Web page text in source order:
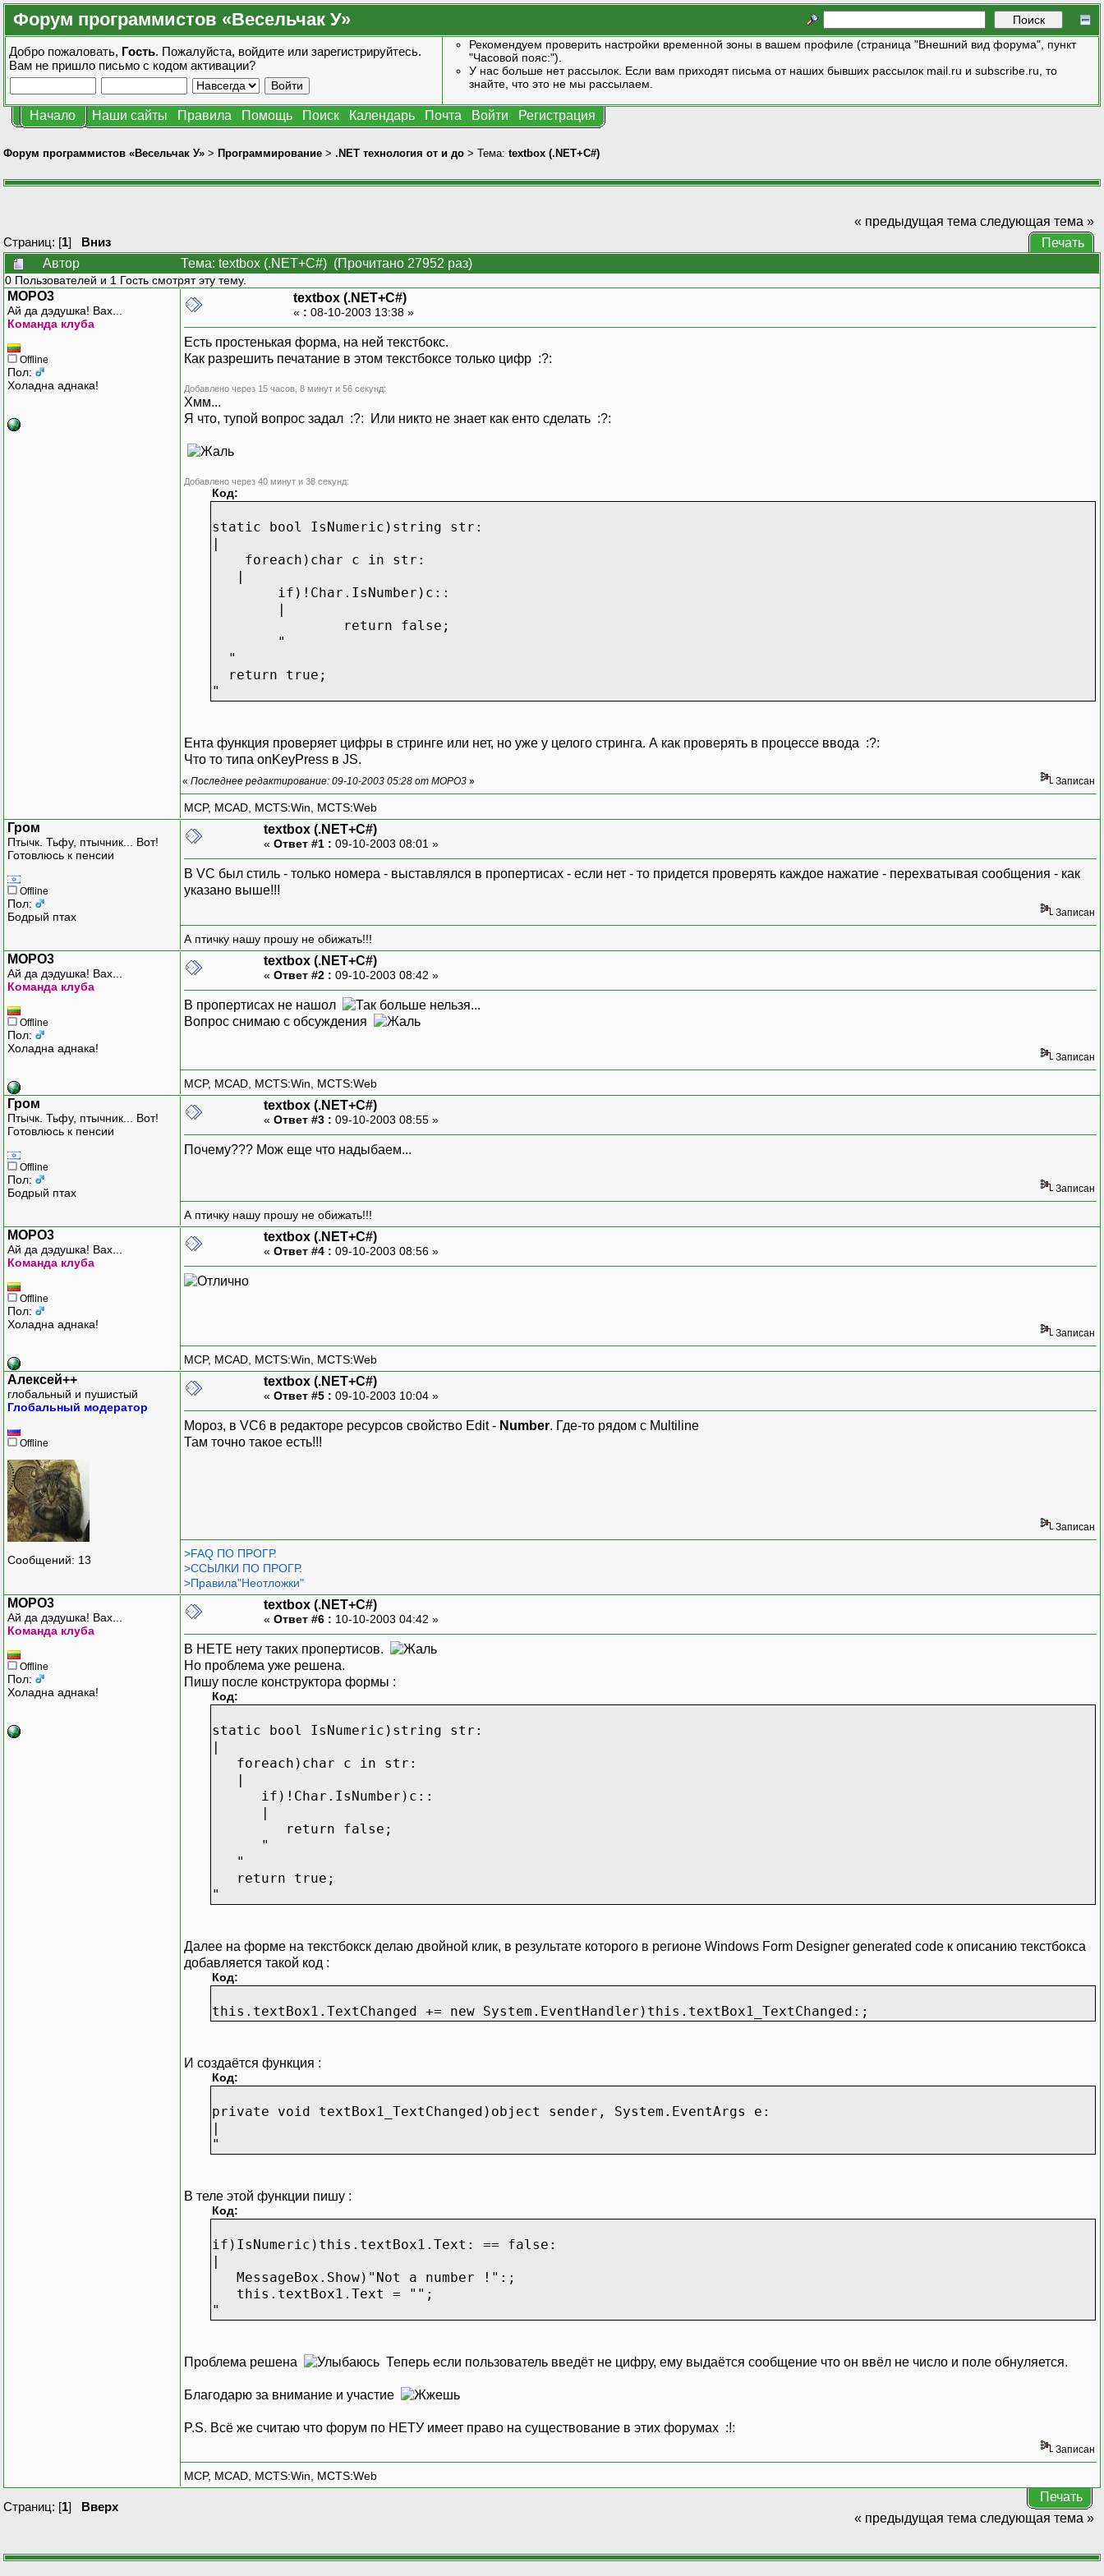
Форум программистов «Весельчак У»
Добро пожаловать, Гость. Пожалуйста, войдите или зарегистрируйтесь.
Вам не пришло письмо с кодом активации?
Рекомендуем проверить настройки временной зоны в вашем профиле (страница "Внешний вид форума", пункт
"Часовой пояс:").
У нас больше нет рассылок. Если вам приходят письма от наших бывших рассылок mail.ru и subscribe.ru, то
знайте, что это не мы рассылаем.
Начало Наши сайты Правила Помощь Поиск Календарь Почта Войти Регистрация
Форум программистов «Весельчак У» > Программирование > .NET технология от и до > Тема: textbox (.NET+C#)
Страниц: [1] Вниз
« предыдущая тема следующая тема »
Печать
Автор
Тема: textbox (.NET+C#) (Прочитано 27952 раз)
0 Пользователей и 1 Гость смотрят эту тему.
MOPO3
Ай да дэдушка! Вах...
Команда клуба
Offline
Пол:
Холадна аднака!
textbox (.NET+C#)
« : 08-10-2003 13:38 »
Есть простенькая форма, на ней текстбокс.
Как разрешить печатание в этом текстбоксе только цифр :?:
Добавлено через 15 часов, 8 минут и 56 секунд:
Хмм...
Я что, тупой вопрос задал :?: Или никто не знает как енто сделать :?:
Добавлено через 40 минут и 38 секунд:
Код:
static bool IsNumeric)string str:
|
foreach)char c in str:
|
if)!Char.IsNumber)c::
|
return false;
"
"
return true;
"
Ента функция проверяет цифры в стринге или нет, но уже у целого стринга. А как проверять в процессе ввода :?:
Что то типа onKeyPress в JS.
« Последнее редактирование: 09-10-2003 05:28 от MOPO3 » Записан
MCP, MCAD, MCTS:Win, MCTS:Web
Гром
Птычк. Тьфу, птычник... Вот!
Готовлюсь к пенсии
Offline
Пол:
Бодрый птах
textbox (.NET+C#)
« Ответ #1 : 09-10-2003 08:01 »
В VC был стиль - только номера - выставлялся в пропертисах - если нет - то придется проверять каждое нажатие - перехватывая сообщения - как
указано выше!!!
Записан
А птичку нашу прошу не обижать!!!
MOPO3
Ай да дэдушка! Вах...
Команда клуба
Offline
Пол:
Холадна аднака!
textbox (.NET+C#)
« Ответ #2 : 09-10-2003 08:42 »
В пропертисах не нашол
Вопрос снимаю с обсуждения
Записан
MCP, MCAD, MCTS:Win, MCTS:Web
Гром
Птычк. Тьфу, птычник... Вот!
Готовлюсь к пенсии
Offline
Пол:
Бодрый птах
textbox (.NET+C#)
« Ответ #3 : 09-10-2003 08:55 »
Почему??? Мож еще что надыбаем...
Записан
А птичку нашу прошу не обижать!!!
MOPO3
Ай да дэдушка! Вах...
Команда клуба
Offline
Пол:
Холадна аднака!
textbox (.NET+C#)
« Ответ #4 : 09-10-2003 08:56 »
Записан
MCP, MCAD, MCTS:Win, MCTS:Web
Алексей++
глобальный и пушистый
Глобальный модератор
Offline
Сообщений: 13
textbox (.NET+C#)
« Ответ #5 : 09-10-2003 10:04 »
Мороз, в VC6 в редакторе ресурсов свойство Edit - Number. Где-то рядом с Multiline
Там точно такое есть!!!
Записан
>FAQ ПО ПРОГР.
>ССЫЛКИ ПО ПРОГР.
>Правила"Неотложки"
MOPO3
Ай да дэдушка! Вах...
Команда клуба
Offline
Пол:
Холадна аднака!
textbox (.NET+C#)
« Ответ #6 : 10-10-2003 04:42 »
В НЕТЕ нету таких пропертисов.
Но проблема уже решена.
Пишу после конструктора формы :
Код:
static bool IsNumeric)string str:
|
foreach)char c in str:
|
if)!Char.IsNumber)c::
|
return false;
"
"
return true;
"
Далее на форме на текстбокск делаю двойной клик, в результате которого в регионе Windows Form Designer generated code к описанию текстбокса
добавляется такой код :
Код:
this.textBox1.TextChanged += new System.EventHandler)this.textBox1_TextChanged:;
И создаётся функция :
Код:
private void textBox1_TextChanged)object sender, System.EventArgs e:
|
"
В теле этой функции пишу :
Код:
if)IsNumeric)this.textBox1.Text: == false:
|
MessageBox.Show)"Not a number !":;
this.textBox1.Text = "";
"
Проблема решена Теперь если пользователь введёт не цифру, ему выдаётся сообщение что он ввёл не число и поле обнуляется.
Благодарю за внимание и участие
P.S. Всё же считаю что форум по НЕТУ имеет право на существование в этих форумах :!:
Записан
MCP, MCAD, MCTS:Win, MCTS:Web
Страниц: [1] Вверх
Печать
« предыдущая тема следующая тема »